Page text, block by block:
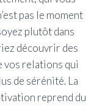
pas le moment
plutôt dans
découvrir des
vos relations qui
de sérénité. La
reprend du